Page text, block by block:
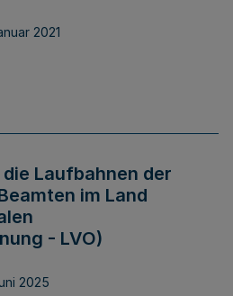
2021
Laufbahnen der
im Land
- LVO)
2025